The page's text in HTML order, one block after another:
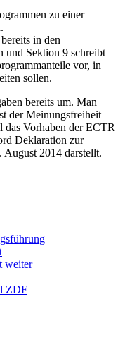
zu einer
in den
und Sektion 9 schreibt
vor, in
sollen.
bereits um. Man
der Meinungsfreiheit
das Vorhaben der ECTR
Deklaration zur
2014 darstellt.
weiter
ZDF